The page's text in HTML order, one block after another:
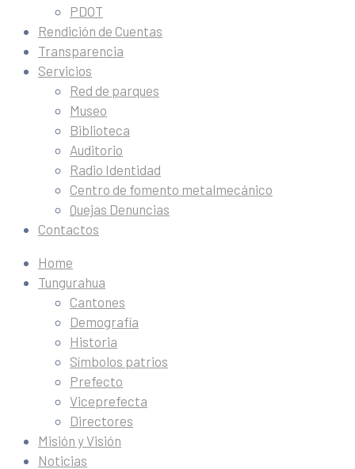
PDOT
Rendición de Cuentas
Transparencia
Servicios
Red de parques
Museo
Biblioteca
Auditorio
Radio Identidad
Centro de fomento metalmecánico
Quejas Denuncias
Contactos
Home
Tungurahua
Cantones
Demografía
Historia
Símbolos patrios
Prefecto
Viceprefecta
Directores
Misión y Visión
Noticias